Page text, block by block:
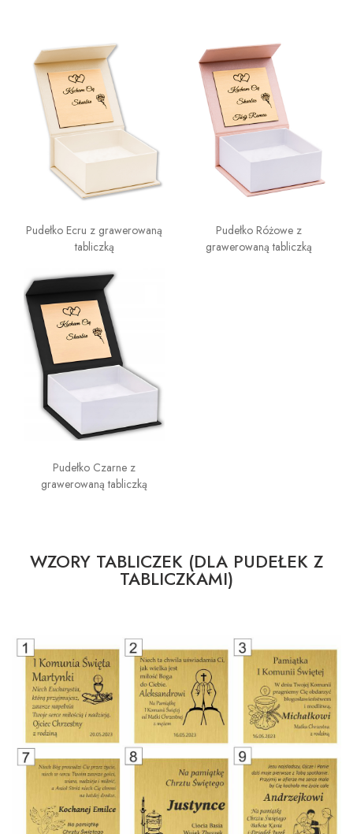
Pudełko Ecru z grawerowaną
tabliczką
Pudełko Różowe z
grawerowaną tabliczką
Pudełko Czarne z
grawerowaną tabliczką
WZORY TABLICZEK (DLA PUDEŁEK Z
TABLICZKAMI)